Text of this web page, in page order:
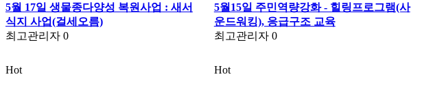
5월 17일 생물종다양성 복원사업 : 새서
식지 사업(걸세오름)
최고관리자 0
5월15일 주민역량강화 - 힐링프로그램(사
운드워킹), 응급구조 교육
최고관리자 0
Hot Hot